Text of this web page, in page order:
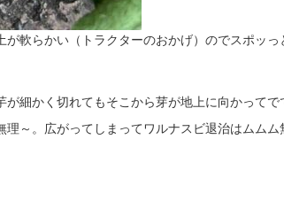
軟らかい（トラクターのおかげ）のでスポッ
細かく切れてもそこから芽が地上に向かって
。広がってしまってワルナスビ退治はムムム